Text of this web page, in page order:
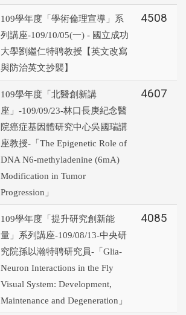
109學年度「學術倫理宣導」系
列講座-109/10/05(一) - 國立成功
大學劉繼仁特聘教授【英文改寫
與防治英文抄襲】
4508
109學年度「北醫創新講
座」-109/09/23-林口長庚紀念醫
院癌症基因體研究中心吳國瑞講
座教授-「The Epigenetic Role of
DNA N6-methyladenine (6mA)
Modification in Tumor
Progression」
4607
109學年度「提升研究創新能
量」系列講座-109/08/13-中央研
究院孫以瀚特聘研究員-「Glia-
Neuron Interactions in the Fly
Visual System: Development,
Maintenance and Degeneration」
4085